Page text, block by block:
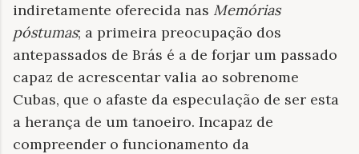
indiretamente oferecida nas Memórias
póstumas; a primeira preocupação dos
antepassados de Brás é a de forjar um passado
capaz de acrescentar valia ao sobrenome
Cubas, que o afaste da especulação de ser esta
a herança de um tanoeiro. Incapaz de
compreender o funcionamento da